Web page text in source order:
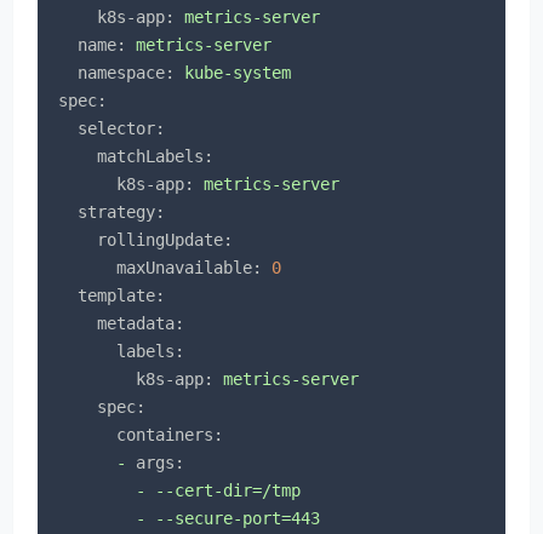
k8s-app:
metrics-server
name:
metrics-server
namespace:
kube-system
spec:
selector:
matchLabels:
k8s-app:
metrics-server
strategy:
rollingUpdate:
maxUnavailable:
0
template:
metadata:
labels:
k8s-app:
metrics-server
spec:
containers:
-
args:
-
--cert-dir=/tmp
-
--secure-port=443